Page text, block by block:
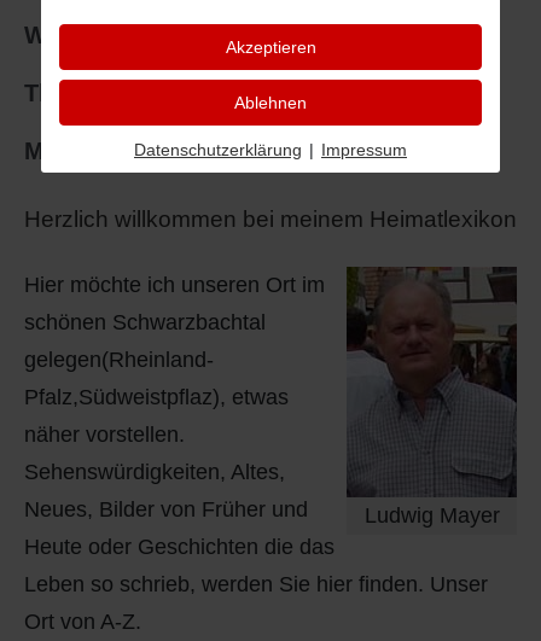
Willkommen beim "Heimatlexikon
Thaleischweiler-Fröschen" von Ludwig
Mayer
Herzlich willkommen bei meinem Heimatlexikon
Ludwig Mayer
Hier möchte ich unseren Ort im
schönen Schwarzbachtal
gelegen(Rheinland-
Pfalz,Südweistpflaz), etwas
näher vorstellen.
Sehenswürdigkeiten, Altes,
Neues, Bilder von Früher und
Heute oder Geschichten die das
Leben so schrieb, werden Sie hier finden. Unser
Ort von A-Z.
Akzeptieren
Ablehnen
Datenschutzerklärung | Impressum